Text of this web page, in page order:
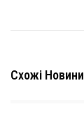
Схожі Новини